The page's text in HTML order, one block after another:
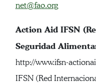
net@fao.org
Action Aid IFSN
Seguridad
http://www.ifsn-
IFSN (Red